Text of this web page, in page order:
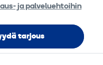
ja palveluehtoihin
tarjous